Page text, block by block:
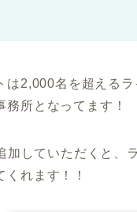
は2,000名を超える
務所となってます！
加していただくと、
れます！！